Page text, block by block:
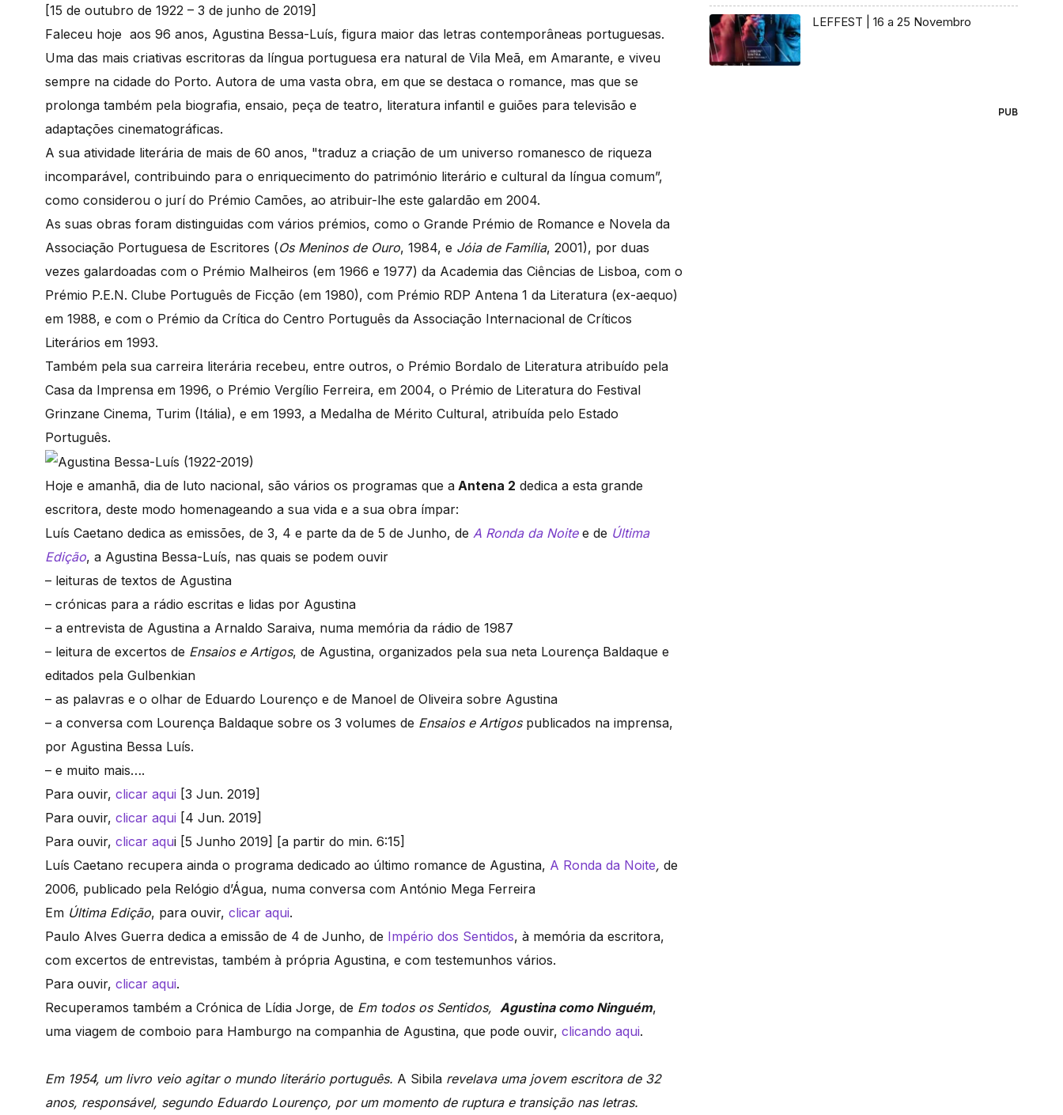
[15 de outubro de 1922 – 3 de junho de 2019]
Faleceu hoje aos 96 anos, Agustina Bessa-Luís, figura maior das letras contemporâneas portuguesas.
Uma das mais criativas escritoras da língua portuguesa era natural de Vila Meã, em Amarante, e viveu
sempre na cidade do Porto. Autora de uma vasta obra, em que se destaca o romance, mas que se
prolonga também pela biografia, ensaio, peça de teatro, literatura infantil e guiões para televisão e
adaptações cinematográficas.
A sua atividade literária de mais de 60 anos, "traduz a criação de um universo romanesco de riqueza
incomparável, contribuindo para o enriquecimento do património literário e cultural da língua comum”,
como considerou o jurí do Prémio Camões, ao atribuir-lhe este galardão em 2004.
As suas obras foram distinguidas com vários prémios, como o Grande Prémio de Romance e Novela da
Associação Portuguesa de Escritores (Os Meninos de Ouro, 1984, e Jóia de Família, 2001), por duas
vezes galardoadas com o Prémio Malheiros (em 1966 e 1977) da Academia das Ciências de Lisboa, com o
Prémio P.E.N. Clube Português de Ficção (em 1980), com Prémio RDP Antena 1 da Literatura (ex-aequo)
em 1988, e com o Prémio da Crítica do Centro Português da Associação Internacional de Críticos
Literários em 1993.
Também pela sua carreira literária recebeu, entre outros, o Prémio Bordalo de Literatura atribuído pela
Casa da Imprensa em 1996, o Prémio Vergílio Ferreira, em 2004, o Prémio de Literatura do Festival
Grinzane Cinema, Turim (Itália), e em 1993, a Medalha de Mérito Cultural, atribuída pelo Estado
Português.
Hoje e amanhã, dia de luto nacional, são vários os programas que a Antena 2 dedica a esta grande
escritora, deste modo homenageando a sua vida e a sua obra ímpar:
Luís Caetano dedica as emissões, de 3, 4 e parte da de 5 de Junho, de A Ronda da Noitee de Última
Edição, a Agustina Bessa-Luís, nas quais se podem ouvir
– leituras de textos de Agustina
– crónicas para a rádio escritas e lidas por Agustina
– a entrevista de Agustina a Arnaldo Saraiva, numa memória da rádio de 1987
– leitura de excertos de Ensaios e Artigos, de Agustina, organizados pela sua neta Lourença Baldaque e
editados pela Gulbenkian
– as palavras e o olhar de Eduardo Lourenço e de Manoel de Oliveira sobre Agustina
– a conversa com Lourença Baldaque sobre os 3 volumes de Ensaios e Artigospublicados na imprensa,
por Agustina Bessa Luís.
– e muito mais….
Para ouvir, clicar aqui [3 Jun. 2019]
Para ouvir, clicar aqui [4 Jun. 2019]
Para ouvir, clicar aqui [5 Junho 2019] [a partir do min. 6:15]
Luís Caetano recupera ainda o programa dedicado ao último romance de Agustina, A Ronda da Noite, de
2006, publicado pela Relógio d’Água, numa conversa com António Mega Ferreira
Em Última Edição, para ouvir, clicar aqui.
Paulo Alves Guerra dedica a emissão de 4 de Junho, de Império dos Sentidos, à memória da escritora,
com excertos de entrevistas, também à própria Agustina, e com testemunhos vários.
Para ouvir, clicar aqui.
Recuperamos também a Crónica de Lídia Jorge, de Em todos os Sentidos, Agustina como Ninguém,
uma viagem de comboio para Hamburgo na companhia de Agustina, que pode ouvir, clicando aqui.
Em 1954, um livro veio agitar o mundo literário português. A Sibila revelava uma jovem escritora de 32
anos, responsável, segundo Eduardo Lourenço, por um momento de ruptura e transição nas letras.
LEFFEST | 16 a 25 Novembro
PUB